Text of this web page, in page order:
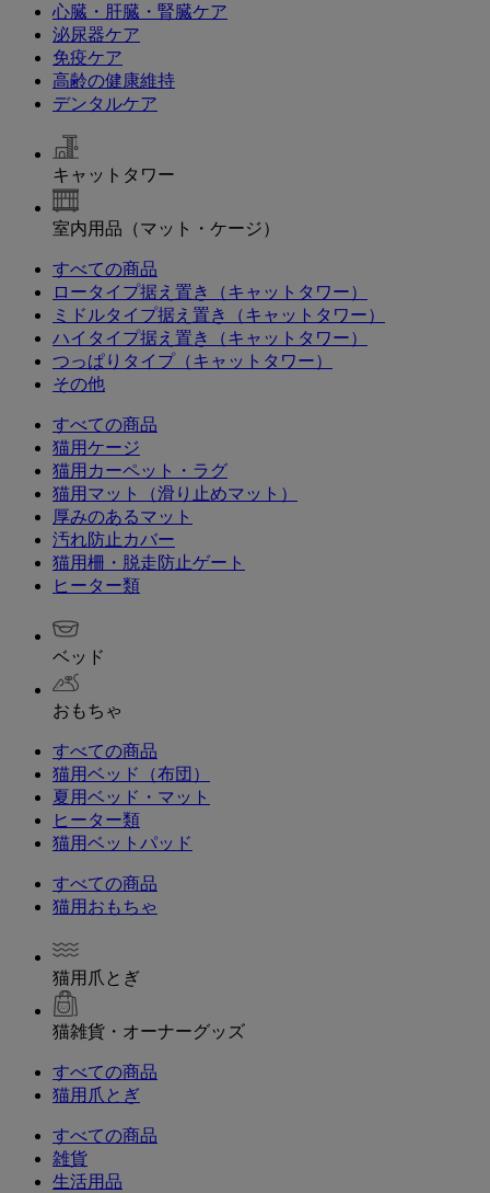
心臓・肝臓・腎臓ケア
泌尿器ケア
免疫ケア
高齢の健康維持
デンタルケア
キャットタワー
室内用品（マット・ケージ）
すべての商品
ロータイプ据え置き（キャットタワー）
ミドルタイプ据え置き（キャットタワー）
ハイタイプ据え置き（キャットタワー）
つっぱりタイプ（キャットタワー）
その他
すべての商品
猫用ケージ
猫用カーペット・ラグ
猫用マット（滑り止めマット）
厚みのあるマット
汚れ防止カバー
猫用柵・脱走防止ゲート
ヒーター類
ベッド
おもちゃ
すべての商品
猫用ベッド（布団）
夏用ベッド・マット
ヒーター類
猫用ベットパッド
すべての商品
猫用おもちゃ
猫用爪とぎ
猫雑貨・オーナーグッズ
すべての商品
猫用爪とぎ
すべての商品
雑貨
生活用品